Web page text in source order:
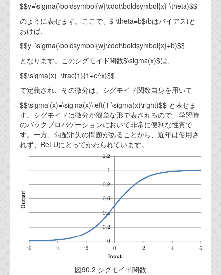
$$y=\sigma(\boldsymbol{w}\cdot\boldsymbol{x}-\theta)$$
のように表せます。ここで、$-\theta=b$(bはバイアス)と
おけば、
$$y=\sigma(\boldsymbol{w}\cdot\boldsymbol{x}+b)$$
となります。このシグモイド関数$\sigma(x)$は、
$$\sigma(x)=\frac{1}{1+e^x}$$
で定義され、その微分は、シグモイド関数自身を用いて
$$\sigma'(x)=\sigma(x)\left(1-\sigma(x)\right)$$ と表せま
す。シグモイドは微分が簡単な形で表されるので、学習時
のバックプロパゲーションにおいて非常に便利な性質で
す。一方、勾配消失の問題があることから、近年は使用さ
れず、ReLUにとってかわられています。
図90.2 シグモイド関数